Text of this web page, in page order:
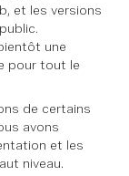
et les versions
une
pour tout le
de certains
avons
et les
niveau.